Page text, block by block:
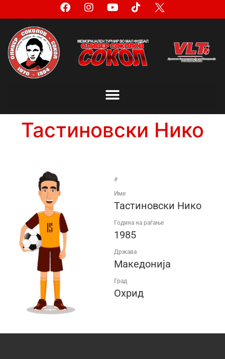
Тастиновски Нико
#
Име
Тастиновски Нико
Година на раѓање
1985
Држава
Македонија
Град
Охрид